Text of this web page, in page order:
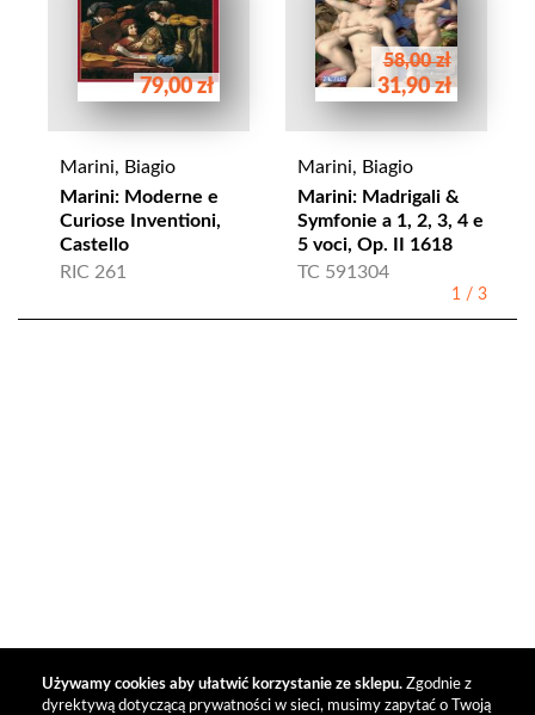
Używamy cookies aby ułatwić korzystanie ze sklepu. Zgodnie z
dyrektywą dotyczącą prywatności w sieci, musimy zapytać o Twoją
79,00 zł
Marini, Biagio
Marini: Moderne e
Curiose Inventioni,
Castello
RIC 261
58,00 zł
31,90 zł
Marini, Biagio
Marini: Madrigali &
Symfonie a 1, 2, 3, 4 e
5 voci, Op. II 1618
TC 591304
1 / 3